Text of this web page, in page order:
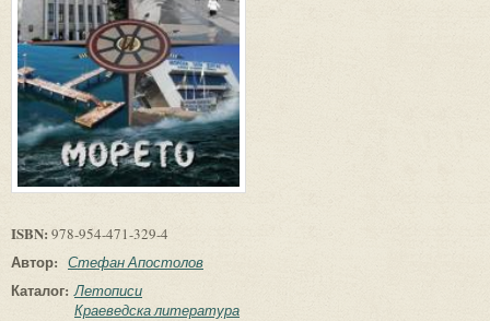
ISBN: 978-954-471-329-4
Автор: Стефан Апостолов
Каталог: Летописи
Краеведска литература